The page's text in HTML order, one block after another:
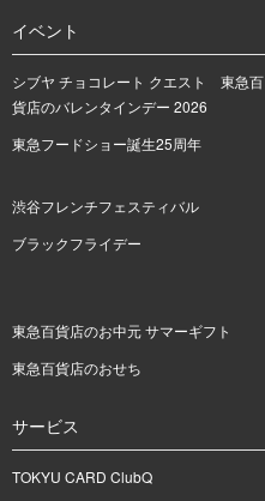
イベント
シブヤ チョコレート クエスト 東急百
貨店のバレンタインデー 2026
東急フードショー誕生25周年
渋谷フレンチフェスティバル
ブラックフライデー
東急百貨店のお中元 サマーギフト
東急百貨店のおせち
サービス
TOKYU CARD ClubQ